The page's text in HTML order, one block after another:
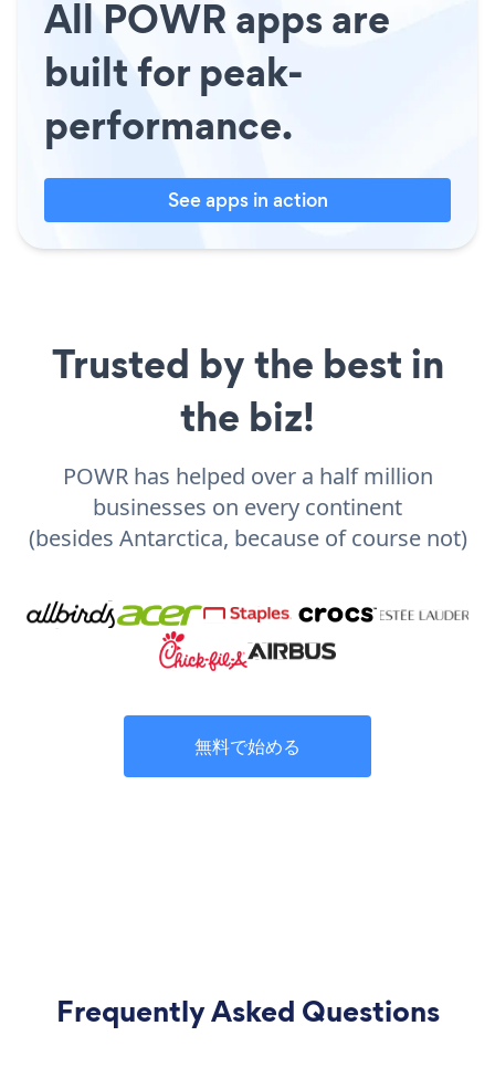
All POWR apps are
built for peak-
performance.
See apps in action
Trusted by the best in
the biz!
POWR has helped over a half million
businesses on every continent
(besides Antarctica, because of course not)
無料で始める
Frequently Asked Questions